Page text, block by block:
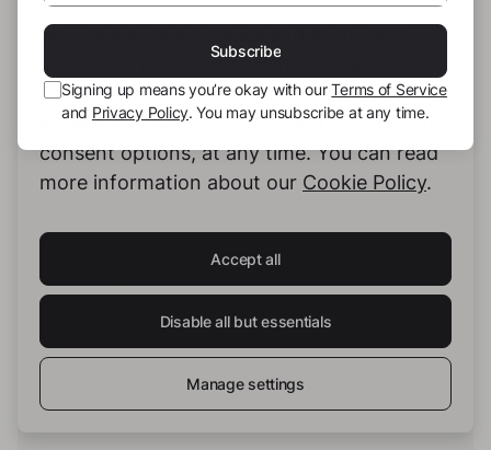
bestimmt Lebensweisheiten, die sie dieses Jahr
gelernt und gesammelt hat, mitnehmen.
Nora A
We use our own cookies and third-party
cookies to provide you with the best
possible service. You can configure and
accept the use of cookies, and modify your
consent options, at any time. You can read
more information about our Cookie Policy.
Accept all
Disable all but essentials
Manage settings
Subscribe
Signing up means you’re okay with ourTerms of Service
and Privacy Policy. You may unsubscribe at any time.